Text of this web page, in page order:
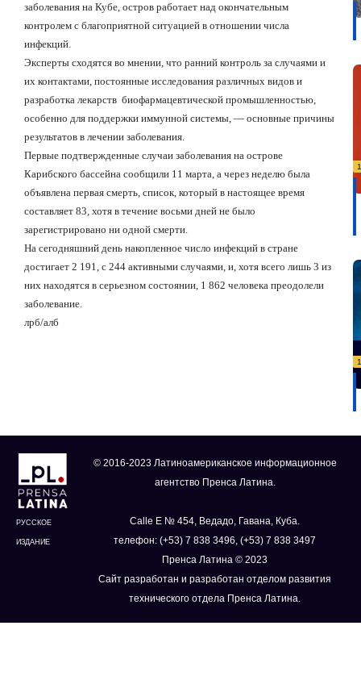
заболевания на Кубе, остров работает над окончательным
контролем с благоприятной ситуацией в отношении числа
инфекций.
Эксперты сходятся во мнении, что ранний контроль за случаями и
их контактами, постоянные исследования различных видов и
разработка лекарств биофармацевтической промышленностью,
особенно для поддержки иммунной системы, — основные причины
результатов в лечении заболевания.
Первые подтвержденные случаи заболевания на острове
Карибского бассейна сообщили 11 марта, а через неделю была
объявлена первая смерть, список, который в настоящее время
составляет 83, хотя в течение восьми дней не было
зарегистрировано ни одной смерти.
На сегодняшний день накопленное число инфекций в стране
достигает 2 191, с 244 активными случаями, и, хотя всего лишь 3 из
них находятся в серьезном состоянии, 1 862 человека преодолели
заболевание.
лрб/алб
РУССКОЕ
ИЗДАНИЕ
© 2016-2023 Латиноамериканское информационное
агентство Пренса Латина.
Calle E № 454, Ведадо, Гавана, Куба.
телефон: (+53) 7 838 3496, (+53) 7 838 3497
Пренса Латина © 2023
Сайт разработан и разработан отделом развития
технического отдела Пренса Латина.